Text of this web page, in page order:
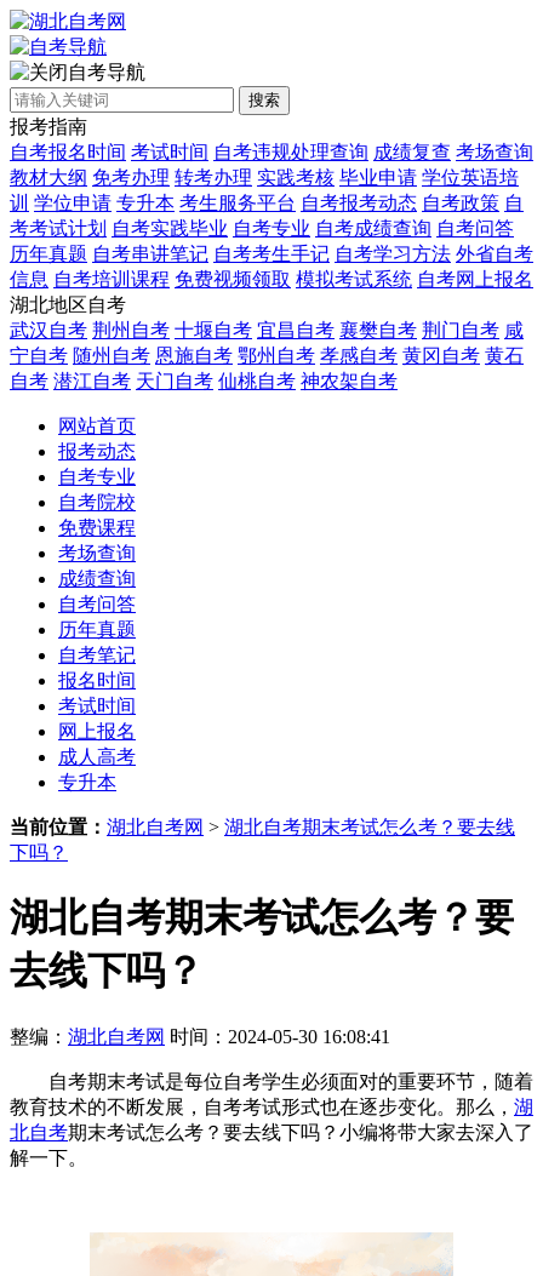
自考导航
搜索
报考指南
自考报名时间 考试时间 自考违规处理查询 成绩复查 考场查询
教材大纲 免考办理 转考办理 实践考核 毕业申请 学位英语培
训 学位申请 专升本 考生服务平台 自考报考动态 自考政策 自
考考试计划 自考实践毕业 自考专业 自考成绩查询 自考问答
历年真题 自考串讲笔记 自考考生手记 自考学习方法 外省自考
信息 自考培训课程 免费视频领取 模拟考试系统 自考网上报名
湖北地区自考
武汉自考 荆州自考 十堰自考 宜昌自考 襄樊自考 荆门自考 咸
宁自考 随州自考 恩施自考 鄂州自考 孝感自考 黄冈自考 黄石
自考 潜江自考 天门自考 仙桃自考 神农架自考
网站首页
报考动态
自考专业
自考院校
免费课程
考场查询
成绩查询
自考问答
历年真题
自考笔记
报名时间
考试时间
网上报名
成人高考
专升本
当前位置： 湖北自考网 > 湖北自考期末考试怎么考？要去线
下吗？
湖北自考期末考试怎么考？要
去线下吗？
整编： 湖北自考网 时间：2024-05-30 16:08:41
自考期末考试是每位自考学生必须面对的重要环节，随着
教育技术的不断发展，自考考试形式也在逐步变化。那么， 湖
北自考期末考试怎么考？要去线下吗？小编将带大家去深入了
解一下。